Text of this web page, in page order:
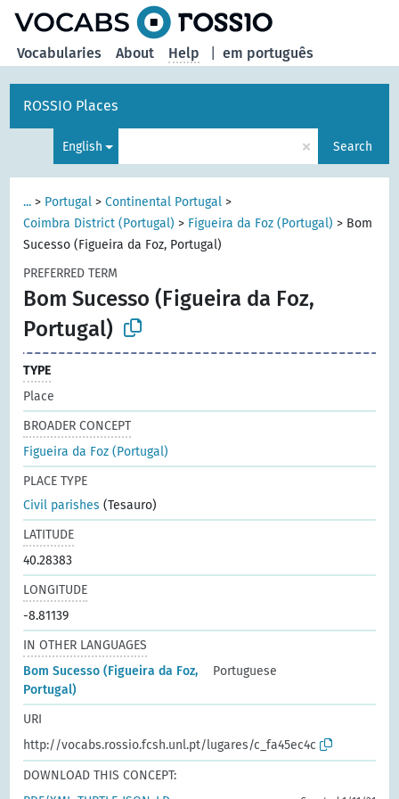
em português
Vocabularies About Help
ROSSIO Places
English × Search
... > Portugal >Continental Portugal >
Coimbra District (Portugal) > Figueira da Foz (Portugal) > Bom
Sucesso (Figueira da Foz, Portugal)
PREFERRED TERM
Bom Sucesso (Figueira da Foz,
Portugal)
TYPE
Place
BROADER CONCEPT
Figueira da Foz (Portugal)
PLACE TYPE
Civil parishes (Tesauro)
LATITUDE
40.28383
LONGITUDE
-8.81139
IN OTHER LANGUAGES
Bom Sucesso (Figueira da Foz,
Portugal)
Portuguese
URI
http://vocabs.rossio.fcsh.unl.pt/lugares/c_fa45ec4c
DOWNLOAD THIS CONCEPT: